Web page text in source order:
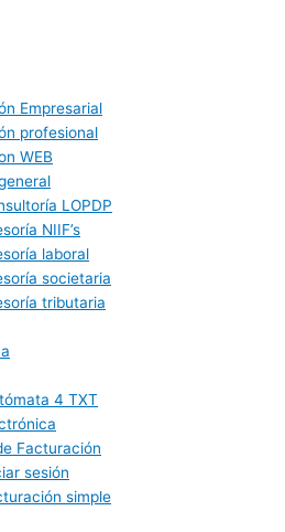
Empresarial
profesional
WEB
LOPDP
NIIF’s
laboral
societaria
tributaria
4 TXT
Facturación
sesión
simple